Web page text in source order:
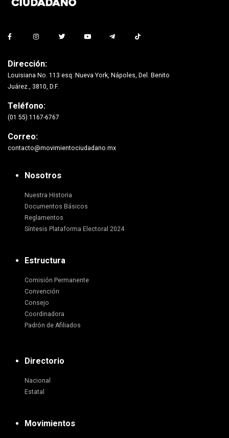
Dirección:
Louisiana No. 113 esq. Nueva York, Nápoles, Del. Benito
Juárez., 3810, D.F.
Teléfono:
(01 55) 1167-6767
Correo:
contacto@movimientociudadano.mx
Nosotros
Nuestra Historia
Documentos Básicos
Reglamentos
Síntesis Plataforma Electoral 2024
Estructura
Comisión Permanente
Convención
Consejo
Coordinadora
Padrón de Afiliados
Directorio
Nacional
Estatal
Movimientos